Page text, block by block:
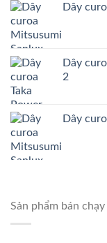
Dây
Dây
2
Dây
Sản phẩm bán